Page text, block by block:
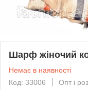
Шарф жіночий
Немає в наявності
Код: 33006
Опт і